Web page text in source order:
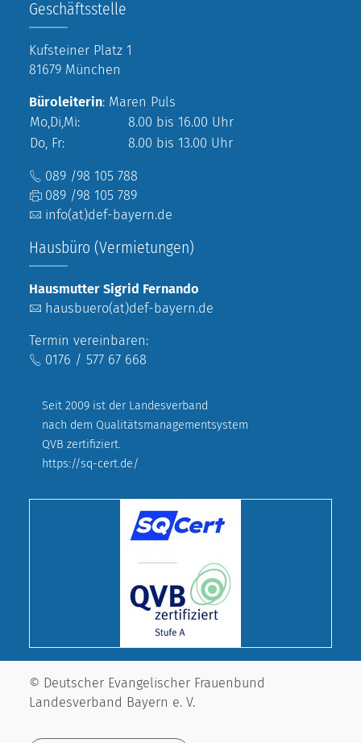
Geschäftsstelle
Kufsteiner Platz 1
81679 München
Büroleiterin: Maren Puls
Mo,Di,Mi:
8.00 bis 16.00 Uhr
Do, Fr:
8.00 bis 13.00 Uhr
089 /98 105 788
089 /98 105 789
info(at)def-bayern.de
Hausbüro (Vermietungen)
Hausmutter Sigrid Fernando
hausbuero(at)def-bayern.de
Termin vereinbaren:
0176 / 577 67 668
Seit 2009 ist der Landesverband
nach dem Qualitätsmanagementsystem
QVB zertifiziert.
https://sq-cert.de/
© Deutscher Evangelischer Frauenbund
Landesverband Bayern e. V.